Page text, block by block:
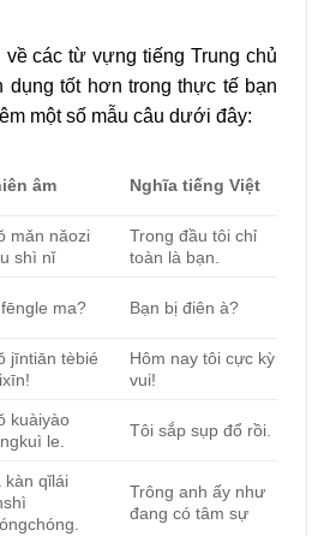
các từ vựng tiếng Trung chủ
dụng tốt hơn trong thực tế bạn
một số mẫu câu dưới đây:
âm Nghĩa tiếng Việt
mǎn nǎozi
shì nǐ
Trong đầu tôi chỉ
toàn là bạn.
ma? Bạn bị điên à?
jīntiān tèbié
Hôm nay tôi cực kỳ
vui!
kuàiyào
le.
Tôi sắp sụp đổ rồi.
kàn qǐlái
Trông anh ấy như
đang có tâm sự